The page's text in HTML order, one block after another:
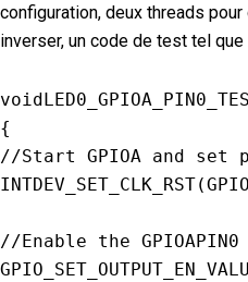
configuration, deux threads
inverser, un code de test tel que
{
//Start GPIOA and set
INTDEV_SET_CLK_RST(
//Enable the